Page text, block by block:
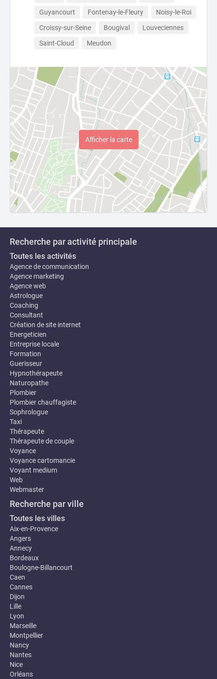
Guyancourt
Fontenay-le-Fleury
Noisy-le-Roi
Croissy-sur-Seine
Bougival
Louveciennes
Saint-Cloud
Meudon
Afficher la carte
Recherche par activité principale
Toutes les activités
Agence de communication
Agence marketing
Agence web
Astrologue
Coaching
Consultant
Création de site internet
Energeticien
Entreprise locale
Formation
Guerisseur
Hypnothérapeute
Naturopathe
Plombier
Plombier chauffagiste
Sophrologue
Taxi
Thérapeute
Thérapeute de couple
Voyance
Voyance cartomancie
Voyant medium
Web
Webmaster
Recherche par ville
Toutes les villes
Aix-en-Provence
Angers
Annecy
Bordeaux
Boulogne-Billancourt
Caen
Cannes
Dijon
Lille
Lyon
Marseille
Montpellier
Nancy
Nantes
Nice
Orléans